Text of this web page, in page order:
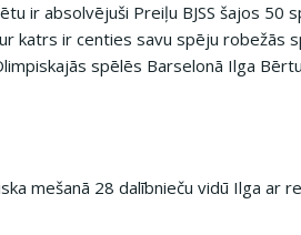
ir absolvējuši Preiļu BJSS šajos
katrs ir centies savu spēju robežās
spēlēs Barselonā Ilga
mešanā 28 dalībnieču vidū Ilga ar